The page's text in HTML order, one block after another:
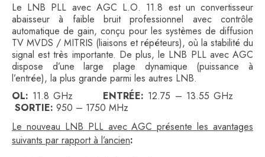
Le LNB PLL avec AGC L.O. 11.8 est un convertisseur
abaisseur à faible bruit professionnel avec contrôle
automatique de gain, conçu pour les systèmes de diffusion
TV MVDS / MITRIS (liaisons et répéteurs), où la stabilité du
signal est très importante. De plus, le LNB PLL avec AGC
dispose d’une large plage dynamique (puissance à
l’entrée), la plus grande parmi les autres LNB.
OL: 11.8 GHz ENTRÉE: 12.75 – 13.55 GHz
SORTIE: 950 – 1750 MHz
Le nouveau LNB PLL avec AGC présente les avantages
suivants par rapport à l’ancien: